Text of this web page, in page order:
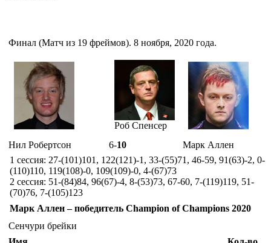
Финал (Матч из 19 фреймов). 8 ноября, 2020 года.
Роб Спенсер
Нил Робертсон
6-10
Марк Аллен
1 сессия: 27-(101)101, 122(121)-1, 33-(55)71, 46-59, 91(63)-2, 0-
(110)110, 119(108)-0, 109(109)-0, 4-(67)73
2 сессия: 51-(84)84, 96(67)-4, 8-(53)73, 67-60, 7-(119)119, 51-
(70)76, 7-(105)123
Марк Аллен – победитель Champion of Champions 2020
Сенчури брейки